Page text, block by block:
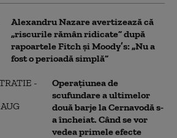
Alexandru Nazare avertizează că
„riscurile rămân ridicate” după
rapoartele Fitch și Moody’s: „Nu a
fost o perioadă simplă”
Operațiunea de
scufundare a ultimelor
două barje la Cernavodă s-
a încheiat. Când se vor
vedea primele efecte